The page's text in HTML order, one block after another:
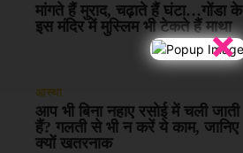
×
मांगते हैं मुराद, चढ़ाते हैं घंटा…गोंडा के
इस मंदिर में मुस्लिम भी टेकते हैं माथा
आस्था
आप भी बिना नहाए रसोई में चली जाती
हैं? गलती से भी न करें ये काम, जानिए
क्यों खतरनाक